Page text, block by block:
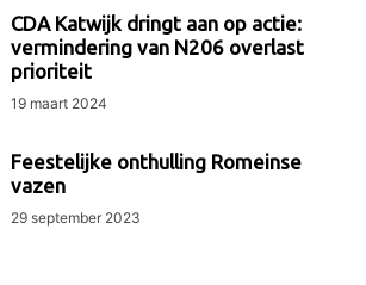
CDA Katwijk dringt aan op actie:
vermindering van N206 overlast
prioriteit
19 maart 2024
Feestelijke onthulling Romeinse
vazen
29 september 2023